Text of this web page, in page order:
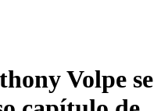
Volpe se